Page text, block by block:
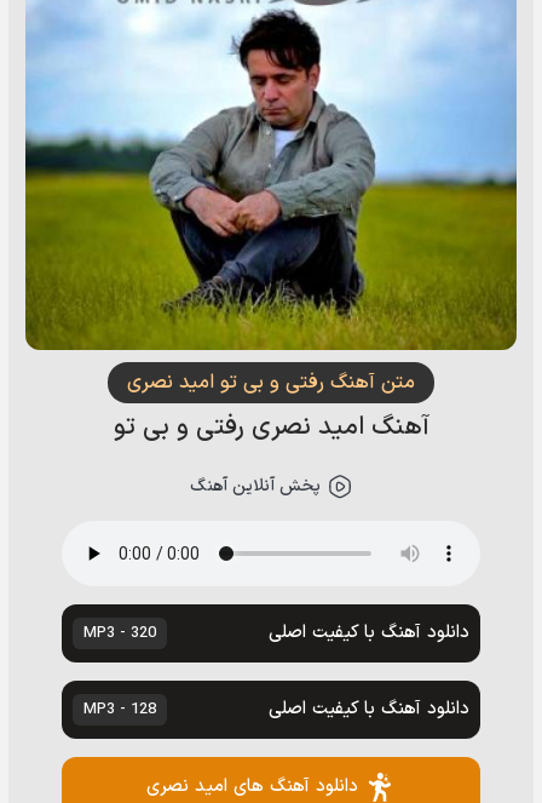
متن آهنگ رفتی و بی تو امید نصری
آهنگ امید نصری رفتی و بی تو
پخش آنلاین آهنگ
دانلود آهنگ با کیفیت اصلی 320 - MP3
دانلود آهنگ با کیفیت اصلی 128 - MP3
دانلود آهنگ های امید نصری